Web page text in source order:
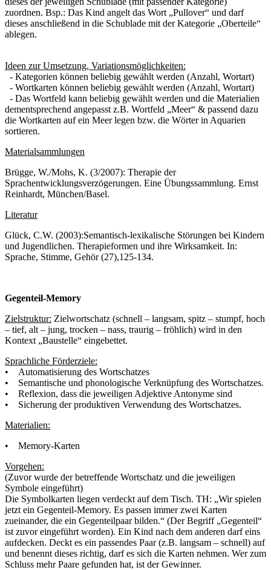
zuordnen. Bsp.: Das Kind angelt das Wort „Pullover“ und darf
dieses anschließend in die Schublade mit der Kategorie „Oberteile“
ablegen.
Ideen zur Umsetzung, Variationsmöglichkeiten:
- Kategorien können beliebig gewählt werden (Anzahl, Wortart)
- Wortkarten können beliebig gewählt werden (Anzahl, Wortart)
- Das Wortfeld kann beliebig gewählt werden und die Materialien
dementsprechend angepasst z.B. Wortfeld „Meer“ & passend dazu
die Wortkarten auf ein Meer legen bzw. die Wörter in Aquarien
sortieren.
Materialsammlungen
Brügge, W./Mohs, K. (3/2007): Therapie der
Sprachentwicklungsverzögerungen. Eine Übungssammlung. Ernst
Reinhardt, München/Basel.
Literatur
Glück, C.W. (2003):Semantisch-lexikalische Störungen bei Kindern
und Jugendlichen. Therapieformen und ihre Wirksamkeit. In:
Sprache, Stimme, Gehör (27),125-134.
Gegenteil-Memory
Zielstruktur: Zielwortschatz (schnell – langsam, spitz – stumpf, hoch
– tief, alt – jung, trocken – nass, traurig – fröhlich) wird in den
Kontext „Baustelle“ eingebettet.
Sprachliche Förderziele:
• Automatisierung des Wortschatzes
• Semantische und phonologische Verknüpfung des Wortschatzes.
• Reflexion, dass die jeweiligen Adjektive Antonyme sind
• Sicherung der produktiven Verwendung des Wortschatzes.
Materialien:
• Memory-Karten
Vorgehen:
(Zuvor wurde der betreffende Wortschatz und die jeweiligen
Symbole eingeführt)
Die Symbolkarten liegen verdeckt auf dem Tisch. TH: „Wir spielen
jetzt ein Gegenteil-Memory. Es passen immer zwei Karten
zueinander, die ein Gegenteilpaar bilden.“ (Der Begriff „Gegenteil“
ist zuvor eingeführt worden). Ein Kind nach dem anderen darf eins
aufdecken. Deckt es ein passendes Paar (z.B. langsam – schnell) auf
und benennt dieses richtig, darf es sich die Karten nehmen. Wer zum
Schluss mehr Paare gefunden hat, ist der Gewinner.